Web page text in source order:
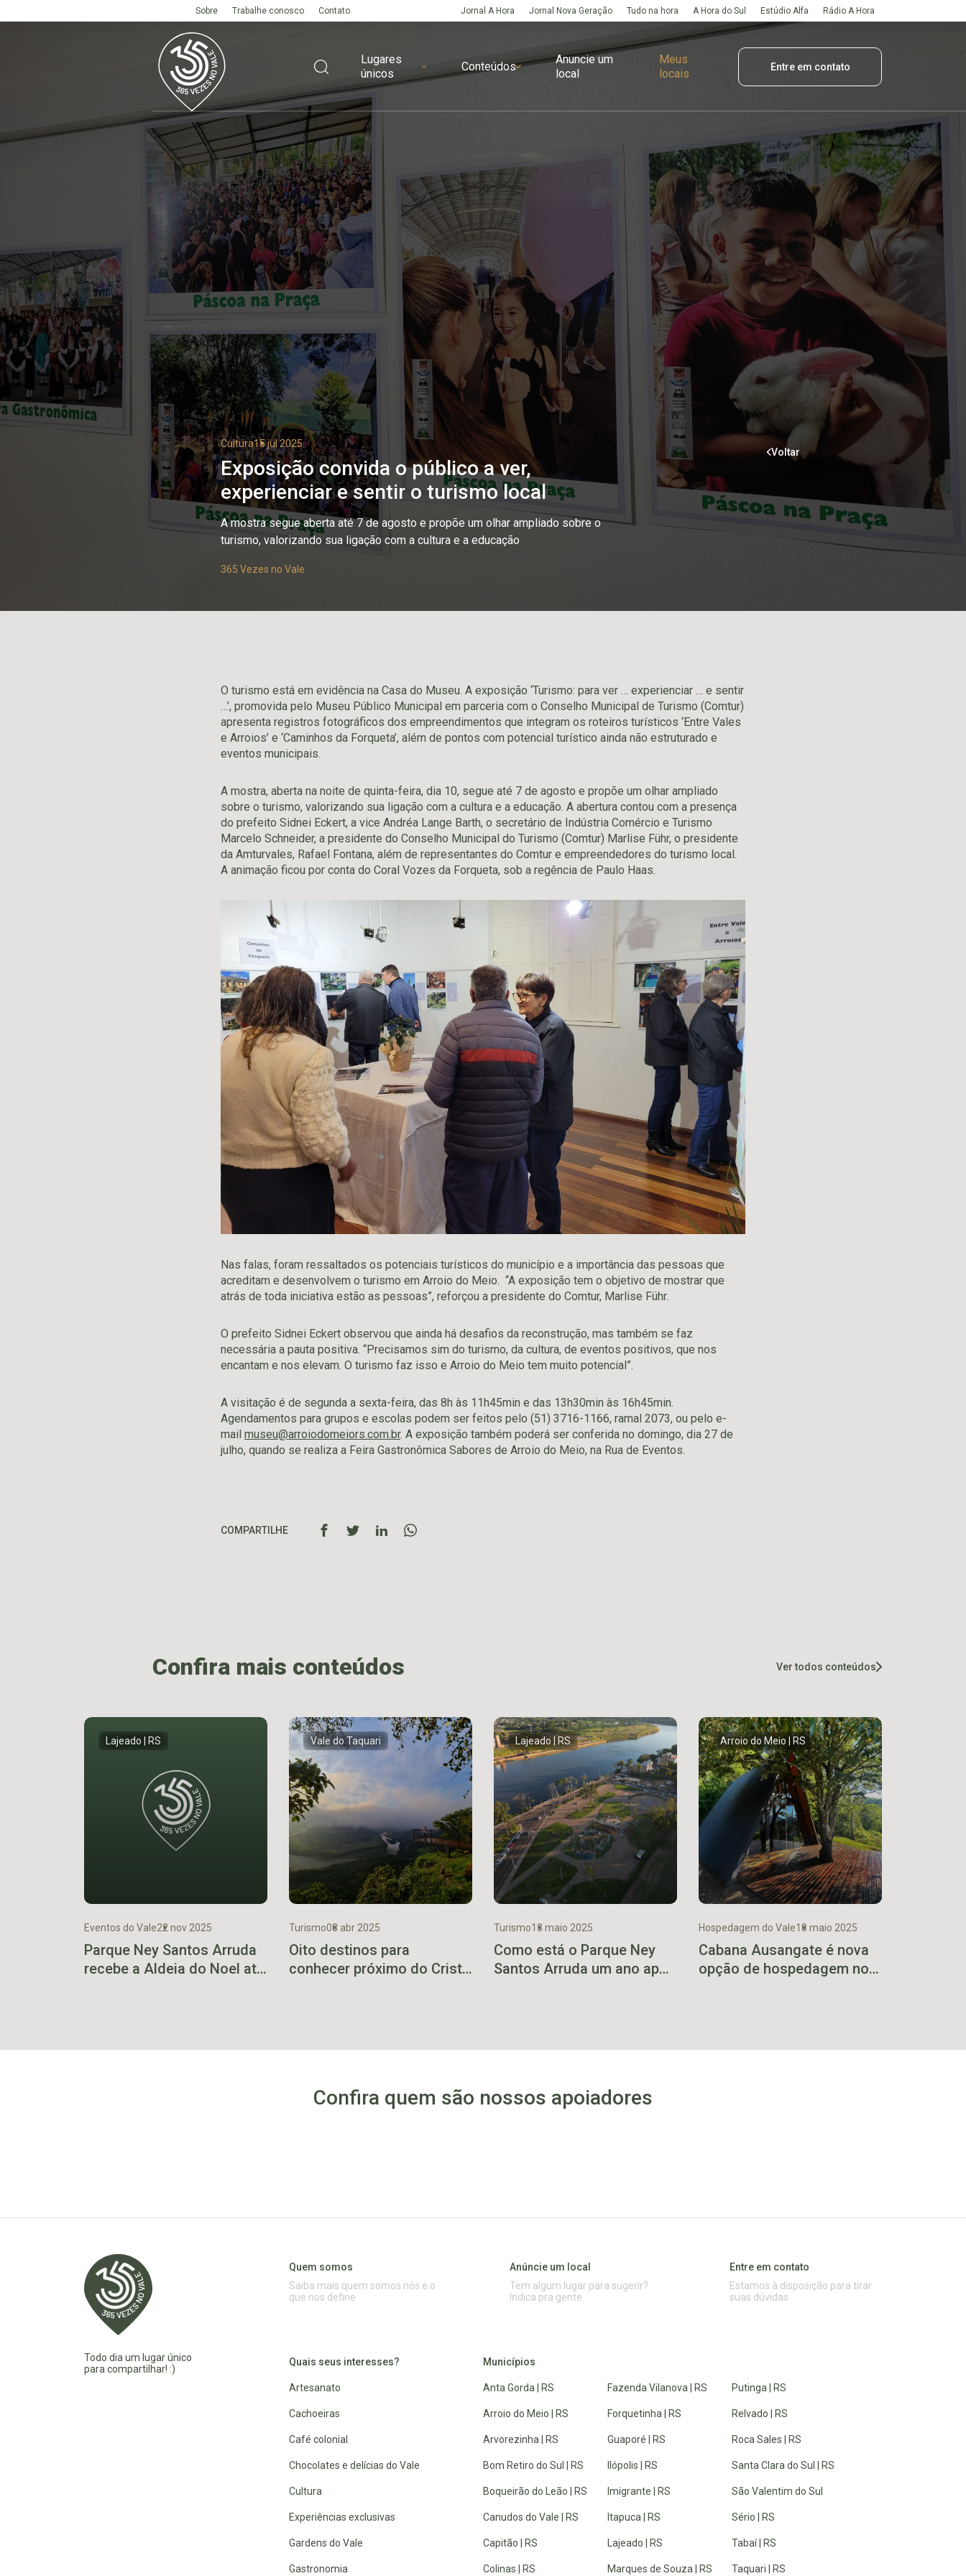
Sobre Trabalhe conosco Contato Jornal A Hora Jornal Nova Geração Tudo na hora A Hora do Sul Estúdio Alfa Rádio A Hora
Lugares
únicos
Conteúdos
Anuncie um
local
Meus
locais
Entre em contato
Cultura15 jul 2025
Exposição convida o público a ver,
experienciar e sentir o turismo local
A mostra segue aberta até 7 de agosto e propõe um olhar ampliado sobre o
turismo, valorizando sua ligação com a cultura e a educação
365 Vezes no Vale
Voltar
O turismo está em evidência na Casa do Museu. A exposição ‘Turismo: para ver … experienciar … e sentir
…’, promovida pelo Museu Público Municipal em parceria com o Conselho Municipal de Turismo (Comtur)
apresenta registros fotográficos dos empreendimentos que integram os roteiros turísticos ‘Entre Vales
e Arroios’ e ‘Caminhos da Forqueta’, além de pontos com potencial turístico ainda não estruturado e
eventos municipais.
A mostra, aberta na noite de quinta-feira, dia 10, segue até 7 de agosto e propõe um olhar ampliado
sobre o turismo, valorizando sua ligação com a cultura e a educação. A abertura contou com a presença
do prefeito Sidnei Eckert, a vice Andréa Lange Barth, o secretário de Indústria Comércio e Turismo
Marcelo Schneider, a presidente do Conselho Municipal do Turismo (Comtur) Marlise Führ, o presidente
da Amturvales, Rafael Fontana, além de representantes do Comtur e empreendedores do turismo local.
A animação ficou por conta do Coral Vozes da Forqueta, sob a regência de Paulo Haas.
Nas falas, foram ressaltados os potenciais turísticos do município e a importância das pessoas que
acreditam e desenvolvem o turismo em Arroio do Meio. “A exposição tem o objetivo de mostrar que
atrás de toda iniciativa estão as pessoas”, reforçou a presidente do Comtur, Marlise Führ.
O prefeito Sidnei Eckert observou que ainda há desafios da reconstrução, mas também se faz
necessária a pauta positiva. “Precisamos sim do turismo, da cultura, de eventos positivos, que nos
encantam e nos elevam. O turismo faz isso e Arroio do Meio tem muito potencial”.
A visitação é de segunda a sexta-feira, das 8h às 11h45min e das 13h30min às 16h45min.
Agendamentos para grupos e escolas podem ser feitos pelo (51) 3716-1166, ramal 2073, ou pelo e-
mail museu@arroiodomeiors.com.br. A exposição também poderá ser conferida no domingo, dia 27 de
julho, quando se realiza a Feira Gastronômica Sabores de Arroio do Meio, na Rua de Eventos.
COMPARTILHE
Confira mais conteúdos Ver todos conteúdos
Lajeado | RS
Eventos do Vale22 nov 2025
Parque Ney Santos Arruda
recebe a Aldeia do Noel até
Vale do Taquari
Turismo08 abr 2025
Oito destinos para
conhecer próximo do Cristo
Lajeado | RS
Turismo13 maio 2025
Como está o Parque Ney
Santos Arruda um ano após
Arroio do Meio | RS
Hospedagem do Vale18 maio 2025
Cabana Ausangate é nova
opção de hospedagem no
Confira quem são nossos apoiadores
Todo dia um lugar único
para compartilhar! :)
Quem somos
Saiba mais quem somos nós e o
que nos define
Anúncie um local
Tem algum lugar para sugerir?
Indica pra gente
Entre em contato
Estamos à disposição para tirar
suas dúvidas
Quais seus interesses?
Artesanato
Cachoeiras
Café colonial
Chocolates e delícias do Vale
Cultura
Experiências exclusivas
Gardens do Vale
Gastronomia
Municípios
Anta Gorda | RS
Arroio do Meio | RS
Arvorezinha | RS
Bom Retiro do Sul | RS
Boqueirão do Leão | RS
Canudos do Vale | RS
Capitão | RS
Colinas | RS
Fazenda Vilanova | RS
Forquetinha | RS
Guaporé | RS
Ilópolis | RS
Imigrante | RS
Itapuca | RS
Lajeado | RS
Marques de Souza | RS
Putinga | RS
Relvado | RS
Roca Sales | RS
Santa Clara do Sul | RS
São Valentim do Sul
Sério | RS
Tabaí | RS
Taquari | RS